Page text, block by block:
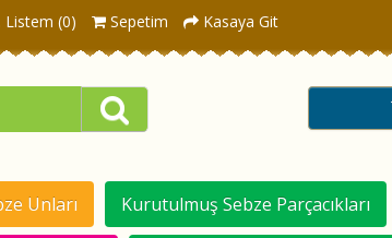
Listem (0) Sepetim Kasaya Git
Unları Kurutulmuş Sebze Parçacıkları